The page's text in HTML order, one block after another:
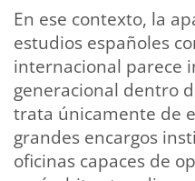
En ese contexto, la
estudios españoles
internacional parece
generacional dentro
trata únicamente de
grandes encargos
oficinas capaces de